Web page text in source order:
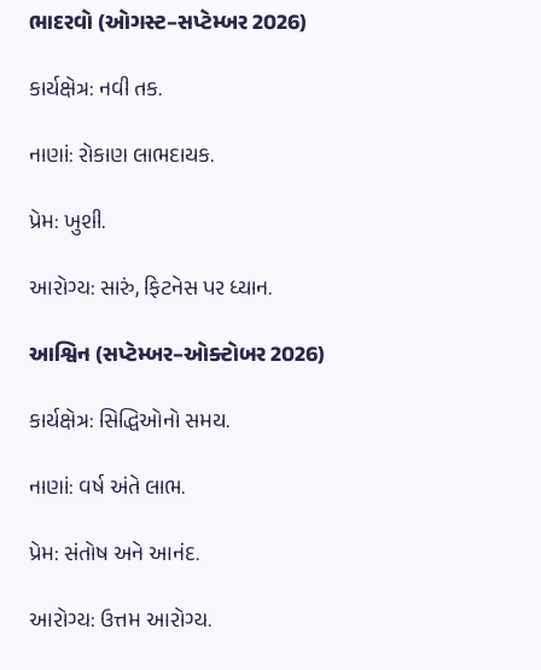
ભાદરવો (ઓગસ્ટ–સપ્ટેમ્બર 2026)
કાર્યક્ષેત્ર: નવી તક.
નાણાં: રોકાણ લાભદાયક.
પ્રેમ: ખુશી.
આરોગ્ય: સારું, ફિટનેસ પર ધ્યાન.
આશ્વિન (સપ્ટેમ્બર–ઓક્ટોબર 2026)
કાર્યક્ષેત્ર: સિદ્ધિઓનો સમય.
નાણાં: વર્ષ અંતે લાભ.
પ્રેમ: સંતોષ અને આનંદ.
આરોગ્ય: ઉત્તમ આરોગ્ય.